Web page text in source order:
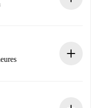
que le propriétaire